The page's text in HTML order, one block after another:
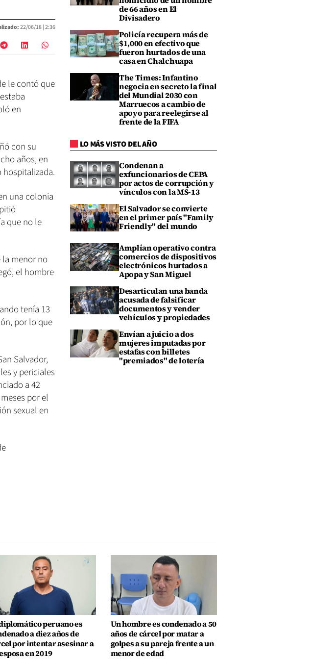
22/06/18 |2:36
le contó que
en
con su
años, en
hospitalizada.
una colonia
que no le
menor no
el hombre
tenía 13
por lo que
Salvador,
y periciales
a 42
por el
sexual en
de 66 años en El
Divisadero
Policía recupera más de
$1,000 en efectivo que
fueron hurtados de una
casa en Chalchuapa
The Times: Infantino
negocia en secreto la final
del Mundial 2030 con
Marruecos a cambio de
apoyo para reelegirse al
frente de la FIFA
LO MÁS VISTO DEL AÑO
Condenan a
exfuncionarios de CEPA
por actos de corrupción y
vínculos con la MS-13
El Salvador se convierte
en el primer país "Family
Friendly" del mundo
Amplían operativo contra
comercios de dispositivos
electrónicos hurtados a
Apopa y San Miguel
Desarticulan una banda
acusada de falsificar
documentos y vender
vehículos y propiedades
Envían a juicio a dos
mujeres imputadas por
estafas con billetes
"premiados" de lotería
peruano es
a diez años de
por intentar asesinar a
en 2019
Un hombre es condenado a 50
años de cárcel por matar a
golpes a su pareja frente a un
menor de edad